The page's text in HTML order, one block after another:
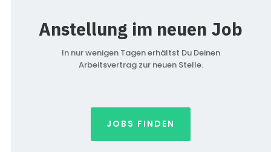
Anstellung im neuen Job
In nur wenigen Tagen erhältst Du Deinen
Arbeitsvertrag zur neuen Stelle.
JOBS FINDEN